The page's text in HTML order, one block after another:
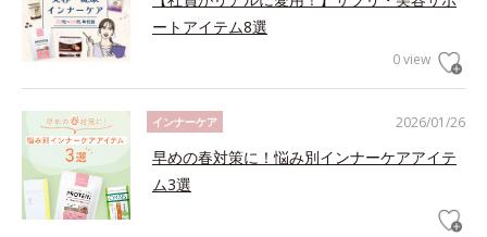
ートアイテム8選
0 view
2026/01/26
インナーケア
早めの春対策に！悩み別インナーケアアイテ
ム3選